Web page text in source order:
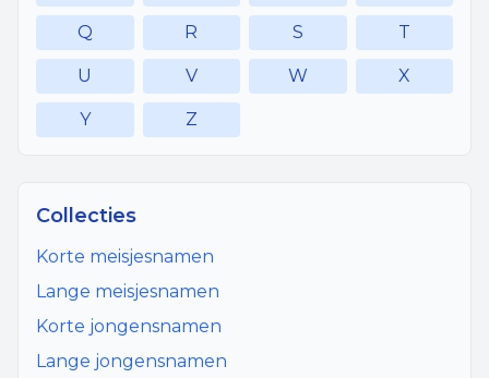
Q R S T
U V W X
Y Z
Collecties
Korte meisjesnamen
Lange meisjesnamen
Korte jongensnamen
Lange jongensnamen